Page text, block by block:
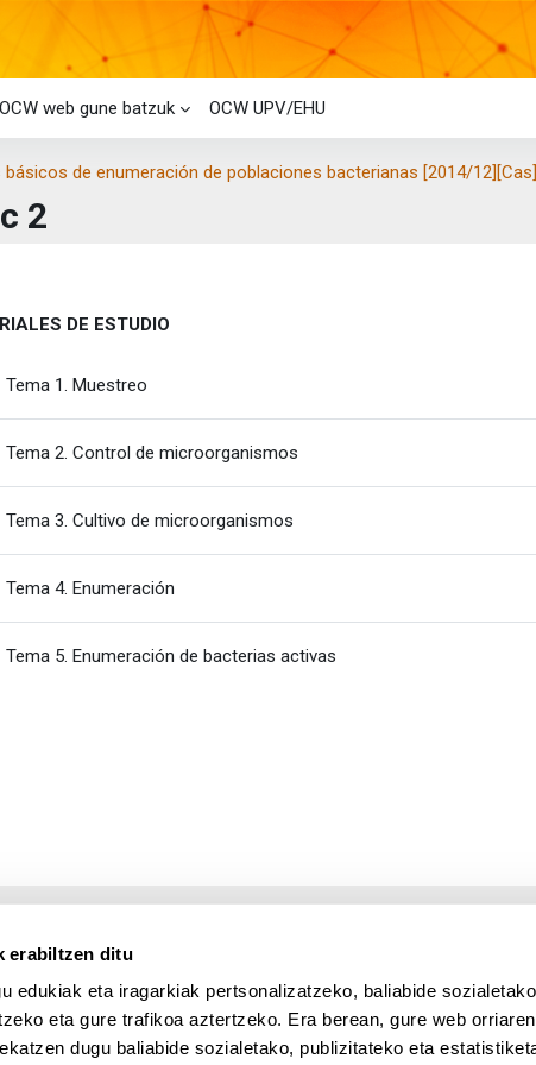
erabiltzen ditu
edukiak eta iragarkiak pertsonalizatzeko, baliabide sozialetako
eta gure trafikoa aztertzeko. Era berean, gure web
dugu baliabide sozialetako, publizitateko eta
web gune batzuk OCW UPV/EHU
de enumeración de poblaciones bacterianas [2014/12][Cas]
2
laburpena
DE ESTUDIO
Tema 1. Muestreo
Tema 2. Control de microorganismos
Tema 3. Cultivo de microorganismos
Tema 4. Enumeración
Tema 5. Enumeración de bacterias activas
App deskargatu UPV/EHU en Facebook (abre
UPV/EHU en Twitter
UPV/EHU en
UPV/